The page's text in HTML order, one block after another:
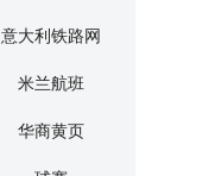
意大利铁路网
米兰航班
华商黄页